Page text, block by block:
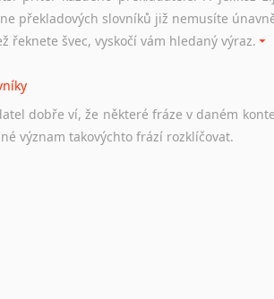
internetu případně osobní zkušenosti
práci
pravidla, jako pro český životopis. Tak dost
překladových slovníků již nemusíte
řeknete švec, vyskočí vám hledaný výraz.
dobře ví, že některé fráze v daném
význam takovýchto frází rozklíčovat.